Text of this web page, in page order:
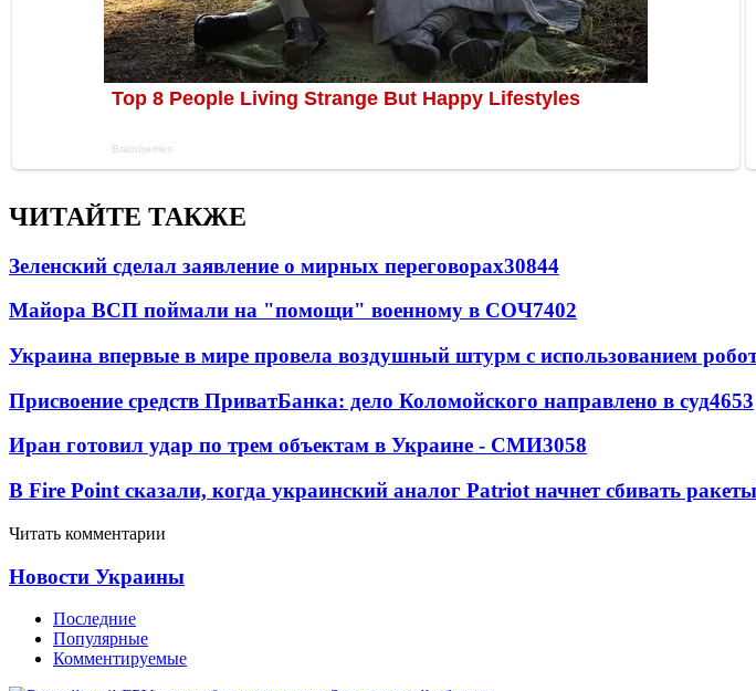
ЧИТАЙТЕ ТАКЖЕ
Зеленский сделал заявление о мирных переговорах30844
Майора ВСП поймали на "помощи" военному в СОЧ7402
Украина впервые в мире провела воздушный штурм с использованием
Присвоение средств ПриватБанка: дело Коломойского направлено в суд4653
Иран готовил удар по трем объектам в Украине - СМИ3058
В Fire Point сказали, когда украинский аналог Patriot начнет сбивать ракеты
Читать комментарии
Новости Украины
Последние
Популярные
Комментируемые